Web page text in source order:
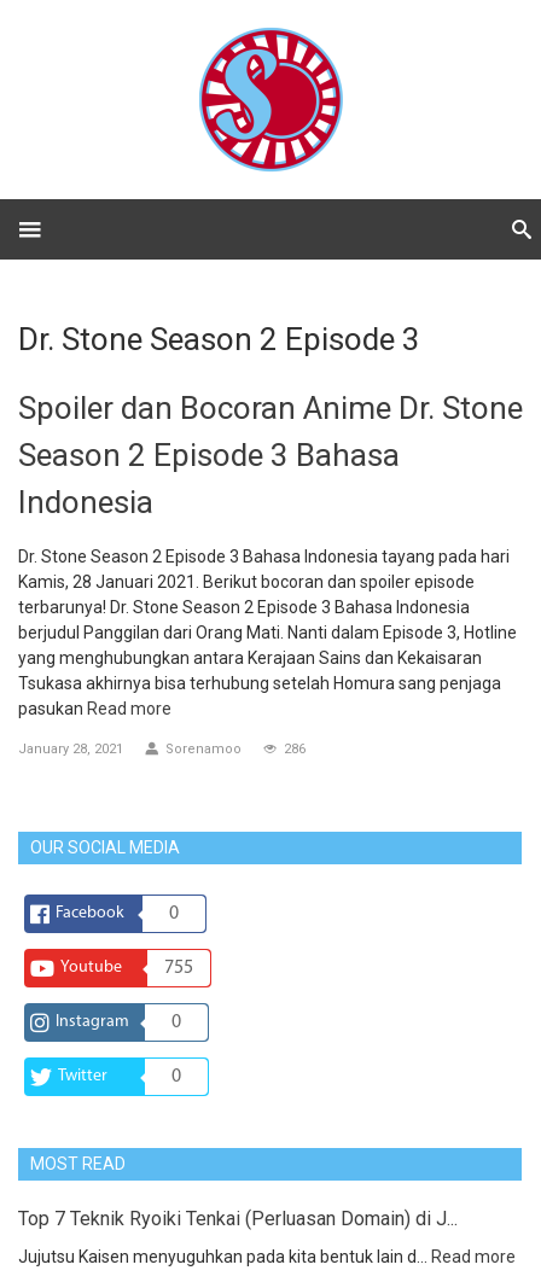
Dr. Stone Season 2 Episode 3
Spoiler dan Bocoran Anime Dr. Stone
Season 2 Episode 3 Bahasa
Indonesia
Dr. Stone Season 2 Episode 3 Bahasa Indonesia tayang pada hari
Kamis, 28 Januari 2021. Berikut bocoran dan spoiler episode
terbarunya! Dr. Stone Season 2 Episode 3 Bahasa Indonesia
berjudul Panggilan dari Orang Mati. Nanti dalam Episode 3, Hotline
yang menghubungkan antara Kerajaan Sains dan Kekaisaran
Tsukasa akhirnya bisa terhubung setelah Homura sang penjaga
pasukan Read more
January 28, 2021 Sorenamoo 286
OUR SOCIAL MEDIA
Facebook 0
Youtube 755
Instagram 0
Twitter 0
MOST READ
Top 7 Teknik Ryoiki Tenkai (Perluasan Domain) di J...
Jujutsu Kaisen menyuguhkan pada kita bentuk lain d... Read more